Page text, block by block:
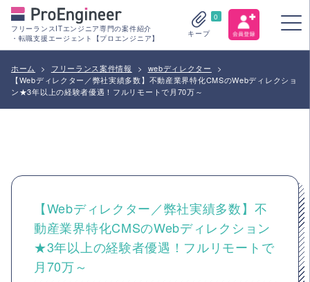
フリーランスITエンジニア専門の案件紹介
・転職支援エージェント【プロエンジニア】
0
キープ
ホーム > フリーランス案件情報 > webディレクター
>
【Webディレクター／弊社実績多数】不動産業界特化CMSのWebディレクショ
ン★3年以上の経験者優遇！フルリモートで月70万～
【Webディレクター／弊社実績多数】不
動産業界特化CMSのWebディレクション
★3年以上の経験者優遇！フルリモートで
月70万～